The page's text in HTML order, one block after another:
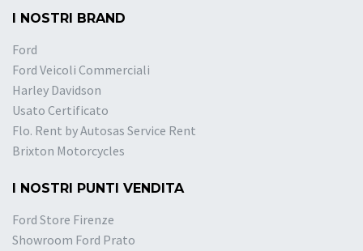
I NOSTRI BRAND
Ford
Ford Veicoli Commerciali
Harley Davidson
Usato Certificato
Flo. Rent by Autosas Service Rent
Brixton Motorcycles
I NOSTRI PUNTI VENDITA
Ford Store Firenze
Showroom Ford Prato